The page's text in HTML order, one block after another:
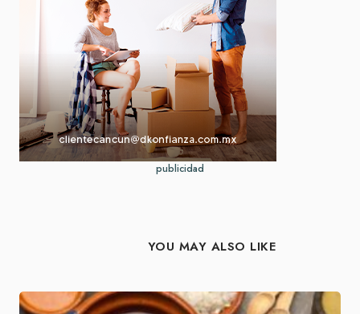
publicidad
YOU MAY ALSO LIKE